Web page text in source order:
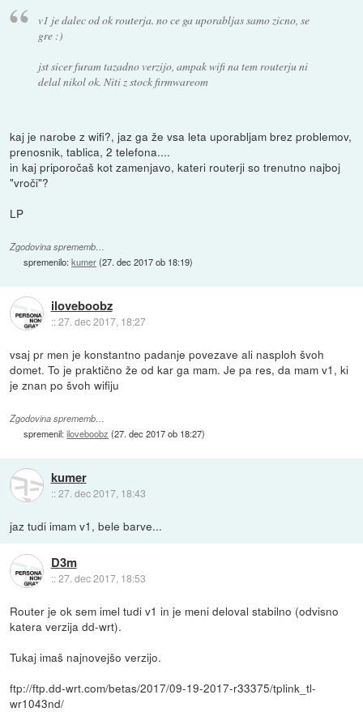
v1 je dalec od ok routerja. no ce ga uporabljas samo zicno, se
gre :)
jst sicer furam tazadno verzijo, ampak wifi na tem routerju ni
delal nikol ok. Niti z stock firmwareom
kaj je narobe z wifi?, jaz ga že vsa leta uporabljam brez problemov,
prenosnik, tablica, 2 telefona....
in kaj priporočaš kot zamenjavo, kateri routerji so trenutno najboj
"vroči"?
LP
Zgodovina sprememb…
spremenilo:kumer(27. dec 2017 ob 18:19)
iloveboobz
::27. dec 2017, 18:27
vsaj pr men je konstantno padanje povezave ali nasploh švoh
domet. To je praktično že od kar ga mam. Je pa res, da mam v1, ki
je znan po švoh wifiju
Zgodovina sprememb…
spremenil:iloveboobz (27. dec 2017 ob 18:27)
kumer
::27. dec 2017, 18:43
jaz tudi imam v1, bele barve...
D3m
::27. dec 2017, 18:53
Router je ok sem imel tudi v1 in je meni deloval stabilno (odvisno
katera verzija dd-wrt).
Tukaj imaš najnovejšo verzijo.
ftp://ftp.dd-wrt.com/betas/2017/09-19-2017-r33375/tplink_tl-
wr1043nd/